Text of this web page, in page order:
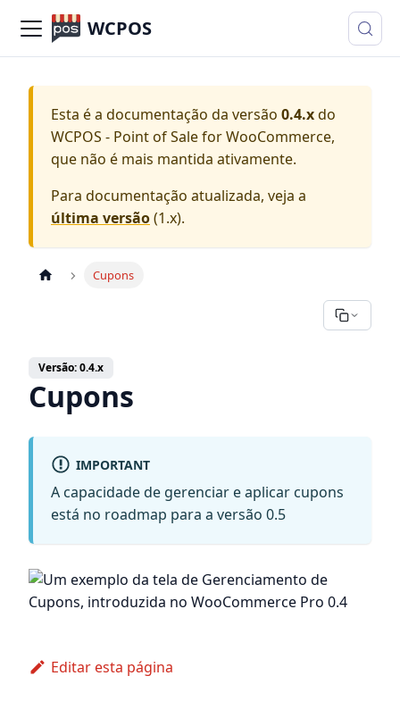
WCPOS
Esta é a documentação da versão 0.4.xdo
WCPOS - Point of Sale for WooCommerce,
que não é mais mantida ativamente.
Para documentação atualizada, veja a
última versão(1.x).
Cupons
Versão: 0.4.x
Cupons
IMPORTANT
A capacidade de gerenciar e aplicar cupons
está no roadmap para a versão 0.5
Editar esta página